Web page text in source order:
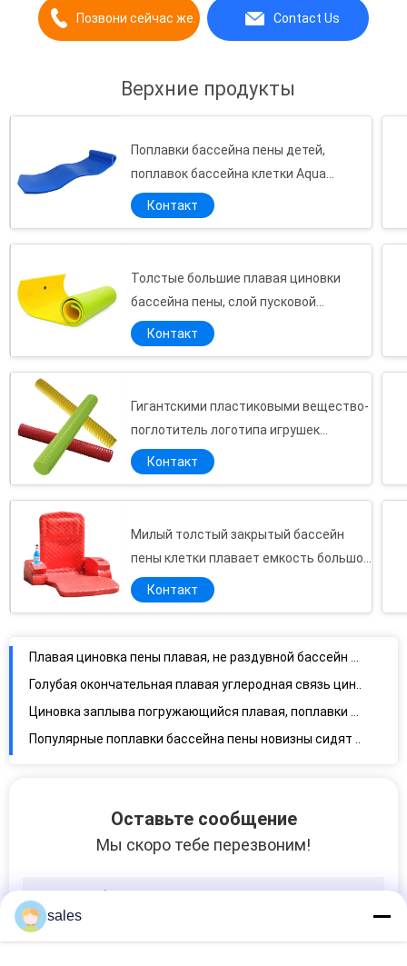
бассейна, NeckDoodle, поплавок
седловины, охладитель бассейна,
главный Immobilizer, etc. Защитное
оборудование: Спасательный жилет/
Позвони сейчас же. Contact Us
Верхние продукты
Поплавки бассейна пены детей,
поплавок бассейна клетки Aqua
закрыли дизайн клетки милый
Контакт
Толстые большие плавая циновки
бассейна пены, слой пусковой
площадки воды пены
ультрафиолетовый
стабилизированный усиленный
Контакт
Гигантскими пластиковыми вещество-
поглотитель логотипа игрушек
бассейна подгонянный лапшами не
Контакт
Милый толстый закрытый бассейн
пены клетки плавает емкость большой
нагрузки с держателями чашки
Контакт
Циновка заплыва погружающийся плавая, поплавки воды потехи легкие носит с особенным покрытием
Мягкий бассейн отдыха плавает Multi функциональное высокое сопротивление разрыва Printable
Оставьте сообщение
Мы скоро тебе перезвоним!
sales